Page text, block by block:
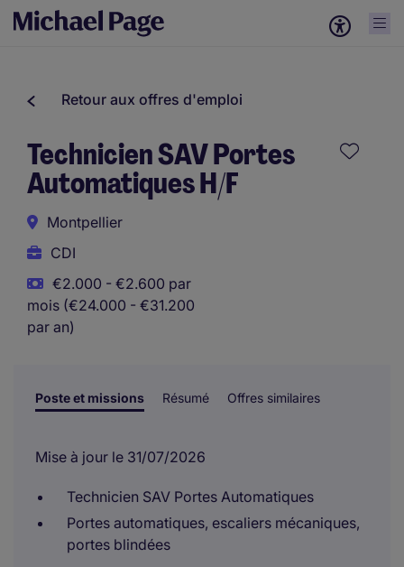
Retour aux offres d'emploi
Technicien SAV Portes
Automatiques H/F
Montpellier
CDI
€2.000 - €2.600 par
mois (€24.000 - €31.200
par an)
Poste et missions Résumé Offres similaires
Mise à jour le 31/07/2026
Technicien SAV Portes Automatiques
Portes automatiques, escaliers mécaniques,
portes blindées